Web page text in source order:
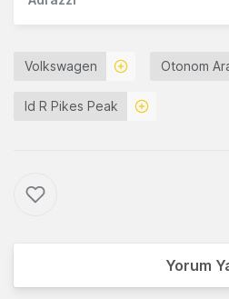
Volkswagen Otonom
Id R Pikes Peak
Yorum